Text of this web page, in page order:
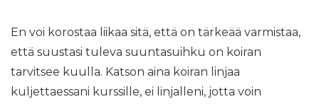
En voi korostaa liikaa sitä, että on tärkeää varmistaa,
että suustasi tuleva suuntasuihku on koiran
tarvitsee kuulla. Katson aina koiran linjaa
kuljettaessani kurssille, ei linjalleni, jotta voin